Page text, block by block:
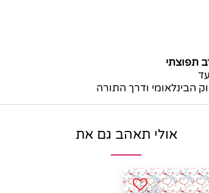
תפוצתי
הבינלאומי ודרך התורה
אולי תאהב גם את